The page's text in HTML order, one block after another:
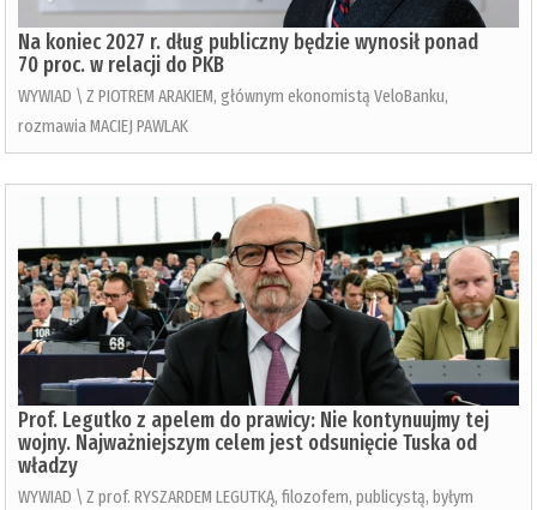
Na koniec 2027 r. dług publiczny będzie wynosił ponad
70 proc. w relacji do PKB
WYWIAD \ Z PIOTREM ARAKIEM, głównym ekonomistą VeloBanku,
rozmawia MACIEJ PAWLAK
Prof. Legutko z apelem do prawicy: Nie kontynuujmy tej
wojny. Najważniejszym celem jest odsunięcie Tuska od
władzy
WYWIAD \ Z prof. RYSZARDEM LEGUTKĄ, filozofem, publicystą, byłym